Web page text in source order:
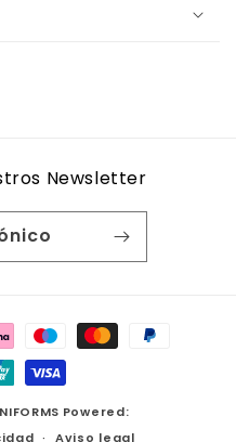
Newsletter
Powered:
Aviso legal